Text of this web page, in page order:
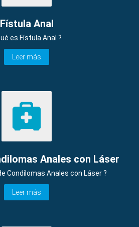
Fístula Anal
es Fístula Anal ?
Leer más
Anales con Láser
Condilomas Anales con Láser ?
Leer más